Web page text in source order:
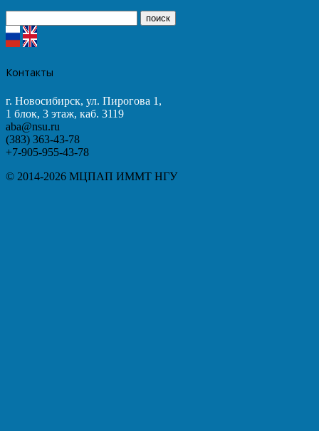
Контакты
г. Новосибирск, ул. Пирогова 1,
1 блок, 3 этаж, каб. 3119
aba@nsu.ru
(383) 363-43-78
+7-905-955-43-78
© 2014-2026 МЦПАП ИММТ НГУ